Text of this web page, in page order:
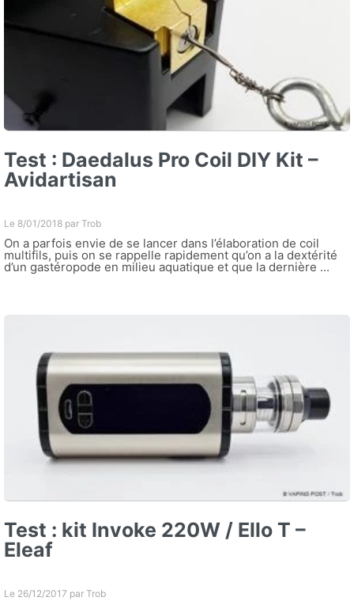
Test : Daedalus Pro Coil DIY Kit –
Avidartisan
Le 8/01/2018 par Trob
On a parfois envie de se lancer dans l’élaboration de coil
multifils, puis on se rappelle rapidement qu’on a la dextérité
d’un gastéropode en milieu aquatique et que la dernière ...
Test : kit Invoke 220W / Ello T –
Eleaf
Le 26/12/2017 par Trob